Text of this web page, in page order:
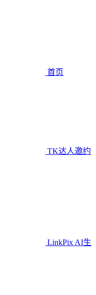
首页
TK达人邀约
LinkPix AI生